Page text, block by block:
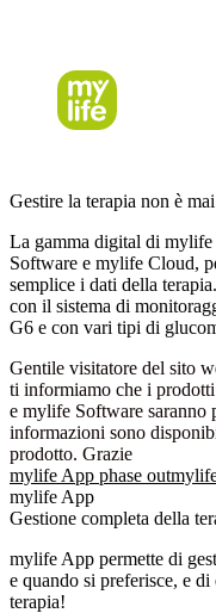
Gestire la terapia non è
La gamma digital di
Software e mylife Cloud,
semplice i dati della
con il sistema di
G6 e con vari tipi di
Gentile visitatore del sito
ti informiamo che i
e mylife Software saranno
informazioni sono
prodotto. Grazie
mylife App phase out
mylife App
Gestione completa della
mylife App permette di
e quando si preferisce, e
terapia!